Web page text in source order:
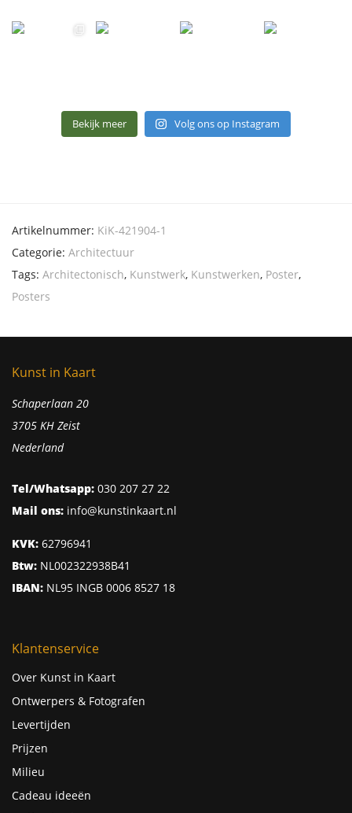
Bekijk meer Volg ons op Instagram
Artikelnummer: KiK-421904-1
Categorie: Architectuur
Tags: Architectonisch, Kunstwerk, Kunstwerken, Poster,
Posters
Kunst in Kaart
Schaperlaan 20
3705 KH Zeist
Nederland
Tel/Whatsapp: 030 207 27 22
Mail ons: info@kunstinkaart.nl
KVK: 62796941
Btw: NL002322938B41
IBAN: NL95 INGB 0006 8527 18
Klantenservice
Over Kunst in Kaart
Ontwerpers & Fotografen
Levertijden
Prijzen
Milieu
Cadeau ideeën